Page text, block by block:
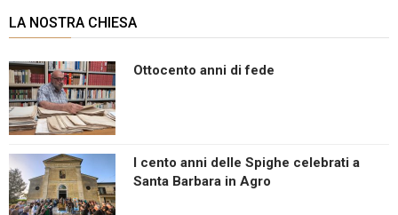
LA NOSTRA CHIESA
Ottocento anni di fede
I cento anni delle Spighe celebrati a
Santa Barbara in Agro